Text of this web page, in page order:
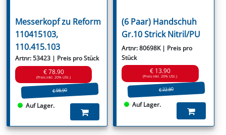
Messerkopf zu Reform
110415103,
110.415.103
Artnr: 53423 | Preis pro Stück
€ 78.90
(Preis inkl. 20% USt.)
€ 98.90
Auf Lager.
(6 Paar) Handschuh
Gr.10 Strick Nitril/PU
Artnr: 80698K | Preis pro
Stück
€ 13.90
(Preis inkl. 20% USt.)
€ 22.80
Auf Lager.